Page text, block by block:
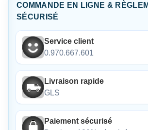
COMMANDE EN LIGNE &
SÉCURISÉ
Service client
0.970.667.601
Livraison rapide
GLS
Paiement sécurisé